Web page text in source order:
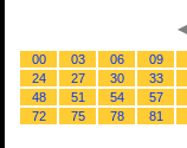
00 03 06 09
24
27 30 33
48
51 54 57
72
75 78 81